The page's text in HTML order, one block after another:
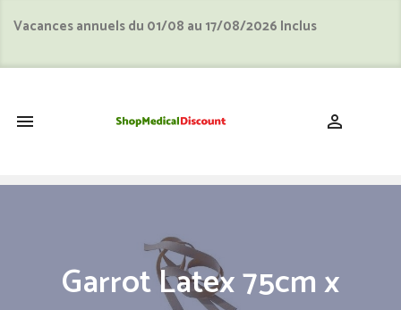
Vacances annuels du 01/08 au 17/08/2026 Inclus
 
Garrot Latex 75cm x